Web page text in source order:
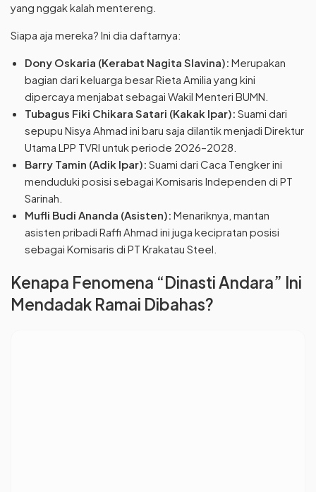
yang nggak kalah mentereng.
Siapa aja mereka? Ini dia daftarnya:
Dony Oskaria (Kerabat Nagita Slavina): Merupakan
bagian dari keluarga besar Rieta Amilia yang kini
dipercaya menjabat sebagai Wakil Menteri BUMN.
Tubagus Fiki Chikara Satari (Kakak Ipar): Suami dari
sepupu Nisya Ahmad ini baru saja dilantik menjadi Direktur
Utama LPP TVRI untuk periode 2026–2028.
Barry Tamin (Adik Ipar): Suami dari Caca Tengker ini
menduduki posisi sebagai Komisaris Independen di PT
Sarinah.
Mufli Budi Ananda (Asisten): Menariknya, mantan
asisten pribadi Raffi Ahmad ini juga kecipratan posisi
sebagai Komisaris di PT Krakatau Steel.
Kenapa Fenomena “Dinasti Andara” Ini
Mendadak Ramai Dibahas?